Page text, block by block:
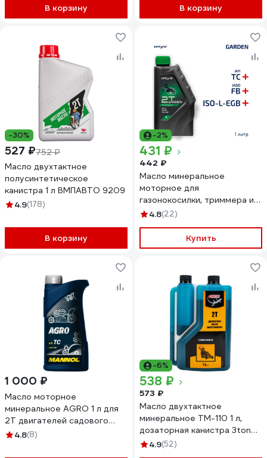
В корзину В корзину
-30%
527 ₽752 ₽
Масло двухтактное
полусинтетическое
канистра 1 л ВМПАВТО 9209
4.9(178)
В корзину
-2%
431 ₽
442 ₽
Масло минеральное
моторное для
газонокосилки, триммера и
садовой техники 1 л. Garden
FB, 2T VITEX v334401
4.8(22)
Купить
1 000 ₽
Масло моторное
минеральное AGRO 1 л для
2Т двигателей садового
оборудования MANNOL 1435
4.8(8)
-6%
538 ₽
573 ₽
Масло двухтактное
минеральное ТМ-110 1 л,
дозаторная канистра 3ton
55267
4.9(52)